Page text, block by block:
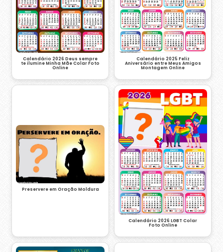
Calendário 2026 Deus sempre
te ilumine Minha Mãe Colar Foto
Online
Calendário 2025 Feliz
Aniversário entre Meus Amigos
Montagem Online
Preservere em Oração Moldura
Calendário 2026 LGBT Colar
Foto Online